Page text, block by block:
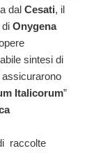
dal Cesati, il
di Onygena
sintesi di
assicurarono
Italicorum”
raccolte